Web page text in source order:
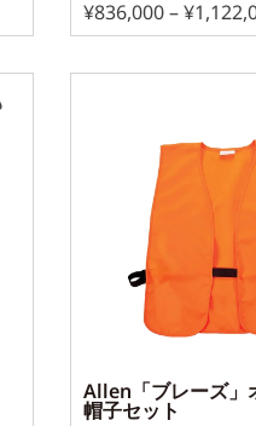
¥836,000–¥
Allen「ブレーズ」
帽子セット